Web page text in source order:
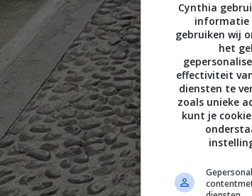
Cynthia
informatie
gebruiken wij
het
effectiviteit
diensten te
zoals unieke
kunt je